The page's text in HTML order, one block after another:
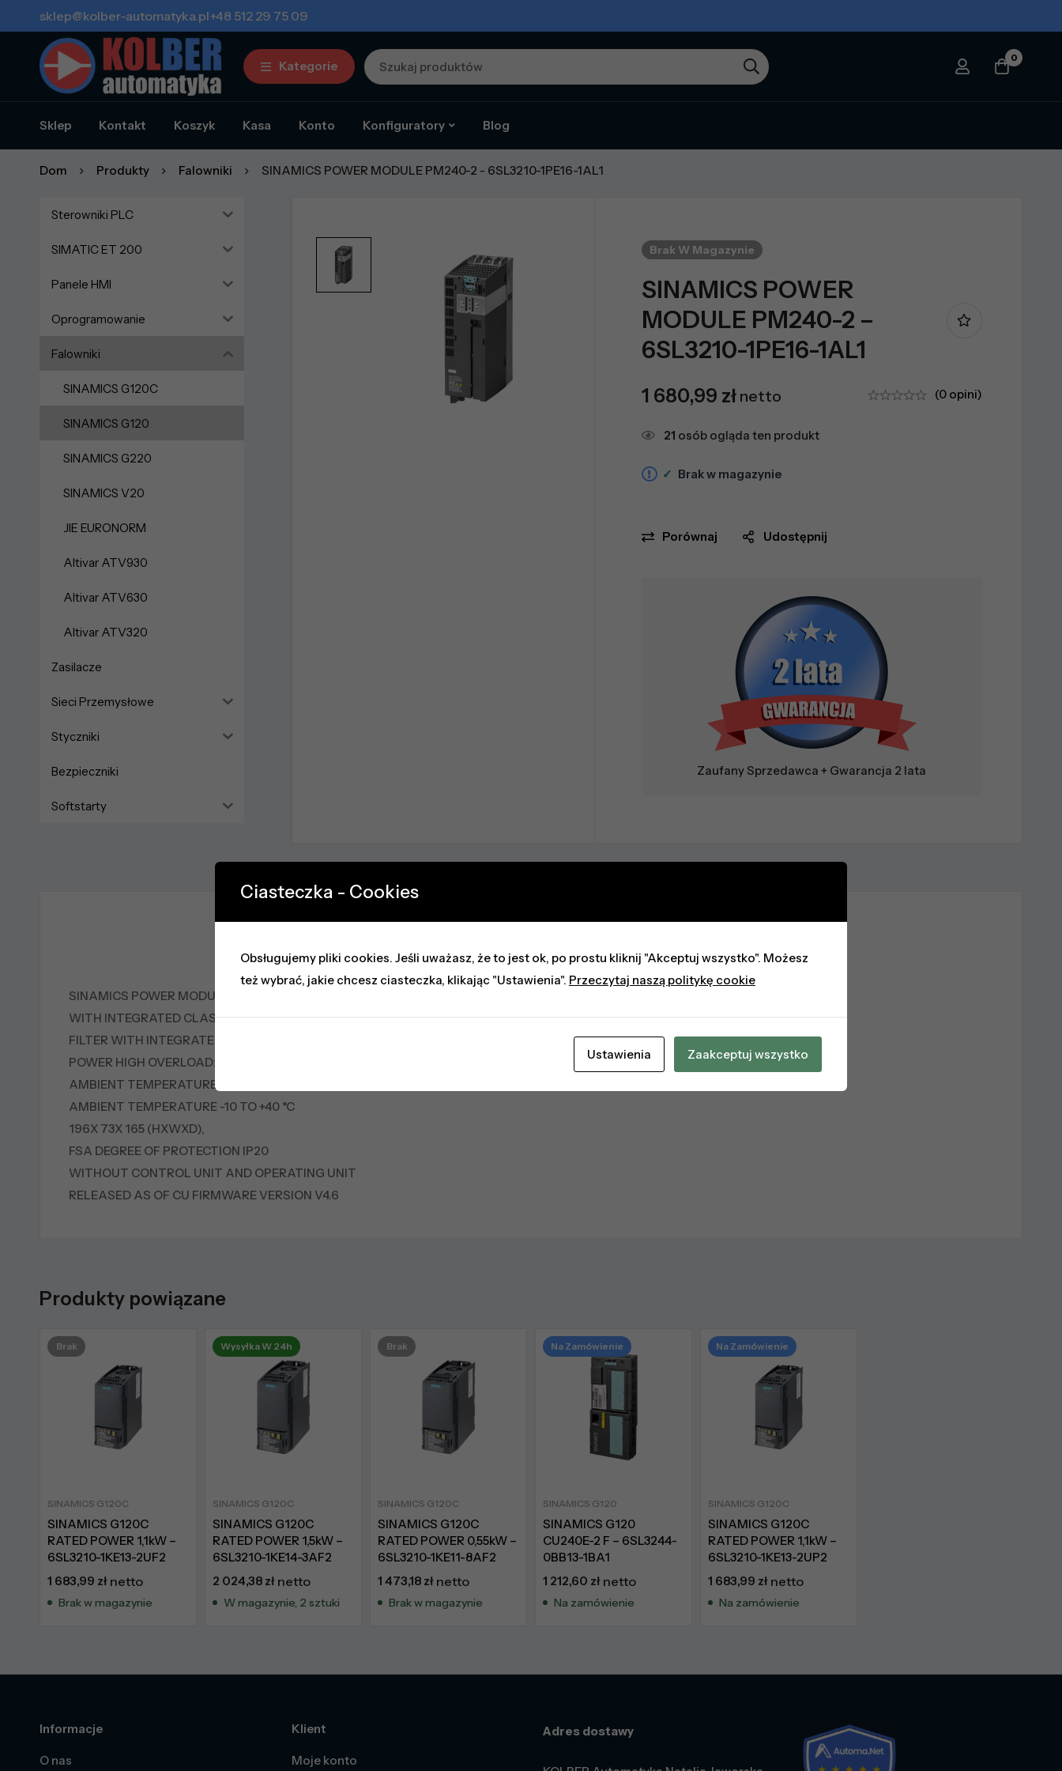
sklep@kolber-automatyka.pl+48 512 29 75 09
Kategorie
0
Sklep Kontakt Koszyk Kasa Konto Konfiguratory Blog
Dom Produkty Falowniki SINAMICS POWER MODULE PM240-2 - 6SL3210-1PE16-1AL1
Sterowniki PLC
SIMATIC ET 200
Panele HMI
Oprogramowanie
Falowniki
SINAMICS G120C
SINAMICS G120
SINAMICS G220
SINAMICS V20
JIE EURONORM
Altivar ATV930
Altivar ATV630
Altivar ATV320
Zasilacze
Sieci Przemysłowe
Styczniki
Bezpieczniki
Softstarty
Brak W Magazynie
SINAMICS POWER
MODULE PM240-2 –
6SL3210-1PE16-1AL1
1 680,99 zł netto (0 opini)
21 osób ogląda ten produkt
✓ Brak w magazynie
Porównaj Udostępnij
Zaufany Sprzedawca + Gwarancja 2 lata
SINAMICS POWER MODULE PM240-2
WITH INTEGRATED CLASS A
FILTER WITH INTEGRATED BRAKING CHOPPER 380-480 V 3 AC +10/-10% 47-63 HZ
POWER HIGH OVERLOAD: 1.5KW AT 200% 3S, 150% 57S, 100% 240 S;
AMBIENT TEMPERATURE -10 TO +50 °C; POWER LOW OVERLOAD: 2.2KW AT 150% 3S, 110% 57S, 100% 240 S;
AMBIENT TEMPERATURE -10 TO +40 °C
196X 73X 165 (HXWXD),
FSA DEGREE OF PROTECTION IP20
WITHOUT CONTROL UNIT AND OPERATING UNIT
RELEASED AS OF CU FIRMWARE VERSION V4.6
Produkty powiązane
Brak
SINAMICS G120C
SINAMICS G120C
RATED POWER 1,1kW –
6SL3210-1KE13-2UF2
1 683,99 zł netto
Brak w magazynie
Wysyłka W 24h
SINAMICS G120C
SINAMICS G120C
RATED POWER 1,5kW –
6SL3210-1KE14-3AF2
2 024,38 zł netto
W magazynie, 2 sztuki
Brak
SINAMICS G120C
SINAMICS G120C
RATED POWER 0,55kW –
6SL3210-1KE11-8AF2
1 473,18 zł netto
Brak w magazynie
Na Zamówienie
SINAMICS G120
SINAMICS G120
CU240E-2 F – 6SL3244-
0BB13-1BA1
1 212,60 zł netto
Na zamówienie
Na Zamówienie
SINAMICS G120C
SINAMICS G120C
RATED POWER 1,1kW –
6SL3210-1KE13-2UP2
1 683,99 zł netto
Na zamówienie
Informacje
O nas
Klient
Moje konto
Adres dostawy
Ciasteczka - Cookies
Obsługujemy pliki cookies. Jeśli uważasz, że to jest ok, po prostu kliknij "Akceptuj wszystko". Możesz
też wybrać, jakie chcesz ciasteczka, klikając "Ustawienia". Przeczytaj naszą politykę cookie
Ustawienia Zaakceptuj wszystko